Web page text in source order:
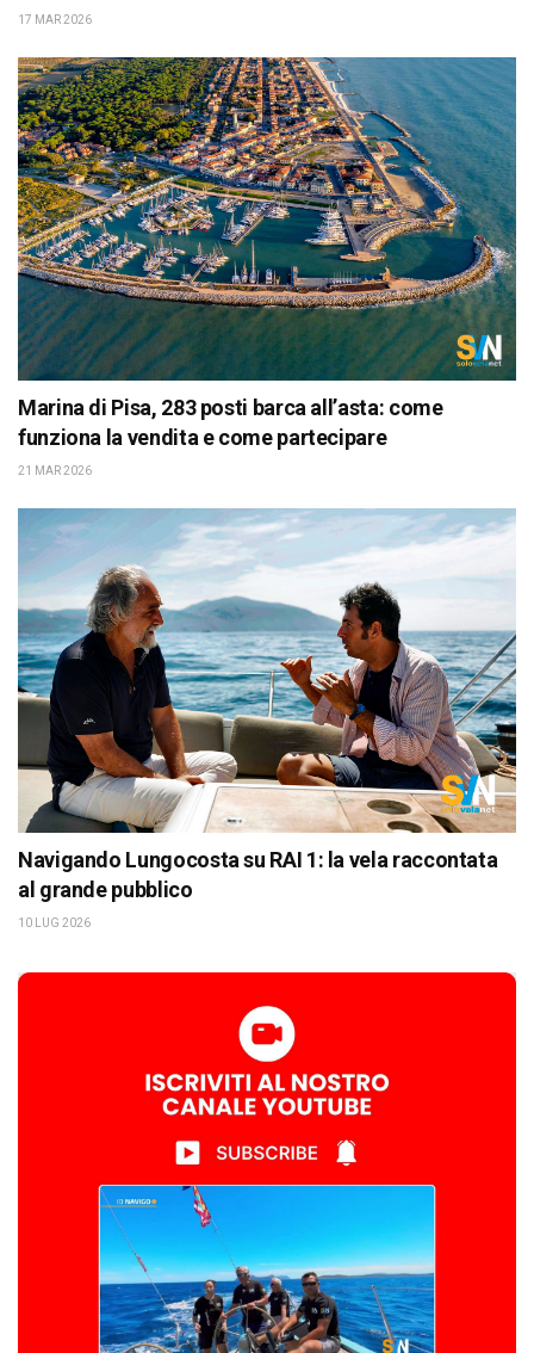
17 MAR 2026
Marina di Pisa, 283 posti barca all’asta: come
funziona la vendita e come partecipare
21 MAR 2026
Navigando Lungocosta su RAI 1: la vela raccontata
al grande pubblico
10 LUG 2026